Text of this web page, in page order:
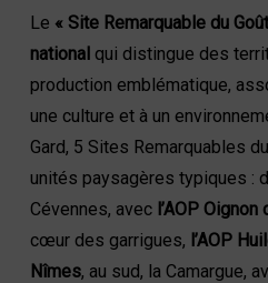
Le « Site Remarquable du
national qui distingue des
production emblématique,
une culture et à un
Gard, 5 Sites Remarquables
unités paysagères typiques :
Cévennes, avecl’AOP Oignon
cœur des garrigues, l’AOP
Nîmes, au sud, la Camargue,